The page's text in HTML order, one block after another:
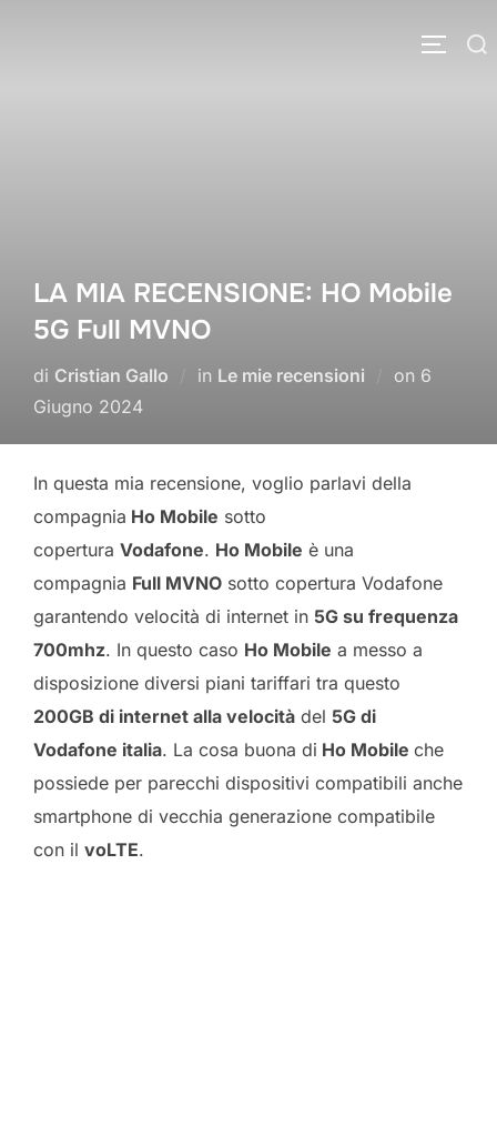
Cerca APRI/
LA MIA RECENSIONE: HO Mobile
5G Full MVNO
di Cristian Gallo in Le mie recensioni on 6
Giugno 2024
In questa mia recensione, voglio parlavi della
compagnia Ho Mobile sotto
copertura Vodafone. Ho Mobile è una
compagnia Full MVNO sotto copertura Vodafone
garantendo velocità di internet in 5G su frequenza
700mhz. In questo caso Ho Mobile a messo a
disposizione diversi piani tariffari tra questo
200GB di internet alla velocità del 5G di
Vodafone italia. La cosa buona di Ho Mobile che
possiede per parecchi dispositivi compatibili anche
smartphone di vecchia generazione compatibile
con il voLTE.